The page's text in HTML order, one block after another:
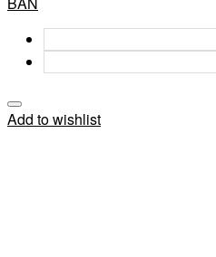
Add to wishlist